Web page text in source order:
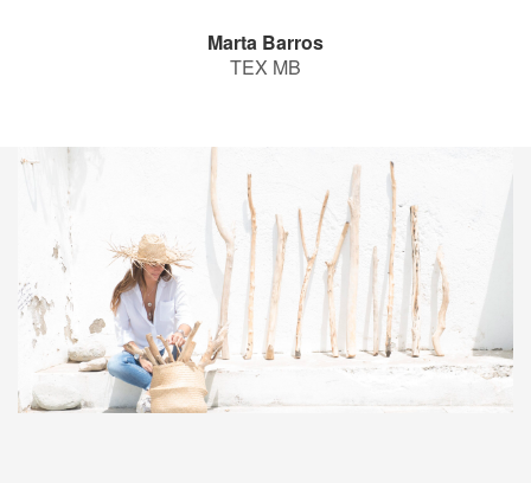
Marta Barros
TEX MB